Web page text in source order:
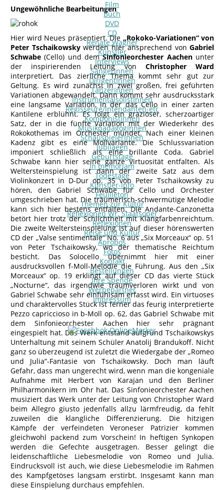
Film
Buch
DVD
CD
Renate Wagner
Künstler
Interviews
SängerInnen
DirigentInnen
TänzerInnen
InstrumentalsolistInnen
Regisseure/Intendanten-etc
KomponistInnen
MusikpädagogInnen
SchauspielerInnen
Jubilaeen
Geburtstage
In memoriam
Todestage
Künstler-Info
Feuilleton
Themen zur Kultur
Reflexionen Wr. Staatsoper
Reflexionen
Reise und Kultur
Apropos
Fotos
Kontakt
Bestellungen
Ihre Spende
Werbepartner
Impressum
Ungewöhnliche Bearbeitungen
Hier wird Neues präsentiert. Die „Rokoko-Variationen“ von
Peter Tschaikowskywerden hier ansprechend von Gabriel
Schwabe (Cello) und demSinfonieorchester Aachenunter
der inspirierenden Leitung von Christopher Ward
interpretiert. Das zierliche Thema kommt sehr gut zur
Geltung. Es wird zunächst in zwei großen, frei geführten
Variationen abgewandelt. Dann kommt sehr ausdrucksstark
eine langsame Variation, in der das Cello in einer zarten
Kantilene erblühnt. Es folgt ein graziöser, scherzoartiger
Satz, der in die fünfte Variation mit der Wiederkehr des
Rokokothemas im Orchester mündet. Nach einer kleinen
Kadenz gibt es eine Mollvariante. Die Schlussvariation
imponiert schließlich als eine brillante Coda. Gabriel
Schwabe kann hier seine ganze Virtuosität entfalten. Als
Weltersteinspielung ist dann der zweite Satz aus dem
Violinkonzert in D-Dur op. 35 von Peter Tschaikowsky zu
hören, den Gabriel Schwabe für Cello und Orchester
umgeschrieben hat. Die träumerisch-schwermütige Melodie
kann sich hier bestens entfalten. Die Andante-Canzonetta
betört hier trotz der Schlichtheit mit Klangfarbenreichtum.
Die zweite Weltersteinspielung ist auf dieser hörenswerten
CD der „Valse sentimentale“ No. 6 aus „Six Morceaux“ op. 51
von Peter Tschaikowsky, wo der thematische Reichtum
besticht. Das Solocello übernimmt hier mit einer
ausdrucksvollen f-Moll-Melodie die Führung. Aus den „Six
Morceaux“ op. 19 erklingt auf dieser CD das vierte Stück
„Nocturne“, das irgendwie traumverloren wirkt und von
Gabriel Schwabe sehr einfühlsam erfasst wird. Ein virtuoses
und charaktervolles Stück ist ferner das feurig interpretierte
Pezzo capriccioso in b-Moll op. 62, das Gabriel Schwabe mit
dem Sinfonieorchester Aachen hier sehr prägnant
eingespielt hat. Das Werk entstand aufgrund Tschaikowskys
Unterhaltung mit seinem Schüler Anatolij Brandukoff. Nicht
ganz so überzeugend ist zuletzt die Wiedergabe der „Romeo
und Julia“-Fantasie von Tschaikowsky. Doch man läuft
Gefahr, dass man ungerecht wird, wenn man die kongeniale
Aufnahme mit Herbert von Karajan und den Berliner
Philharmonikern im Ohr hat. Das Sinfonieorchester Aachen
musiziert das Werk unter der Leitung von Christopher Ward
beim Allegro giusto jedenfalls allzu lärmfreudig, da fehlt
zuweilen die klangliche Differenzierung. Die hitzigen
Kämpfe der verfeindeten Veroneser Patrizier kommen
gleichwohl packend zum Vorschein! In heftigen Synkopen
werden die Gefechte ausgetragen. Besser gelingt die
leidenschaftliche Liebesmelodie von Romeo und Julia.
Eindrucksvoll ist auch, wie diese Liebesmelodie im Rahmen
des Kampfgetöses langsam erstirbt. Insgesamt kann man
diese Einspielung durchaus empfehlen.